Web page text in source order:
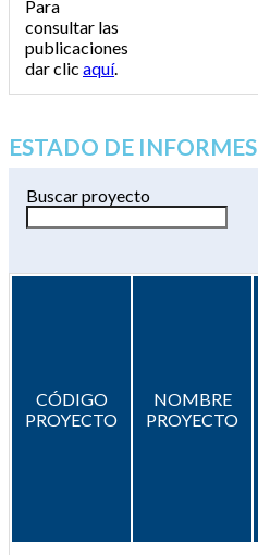
Para
consultar las
publicaciones
dar clic aquí.
ESTADO DE INFORMES
Buscar proyecto
CÓDIGO
PROYECTO
NOMBRE
PROYECTO